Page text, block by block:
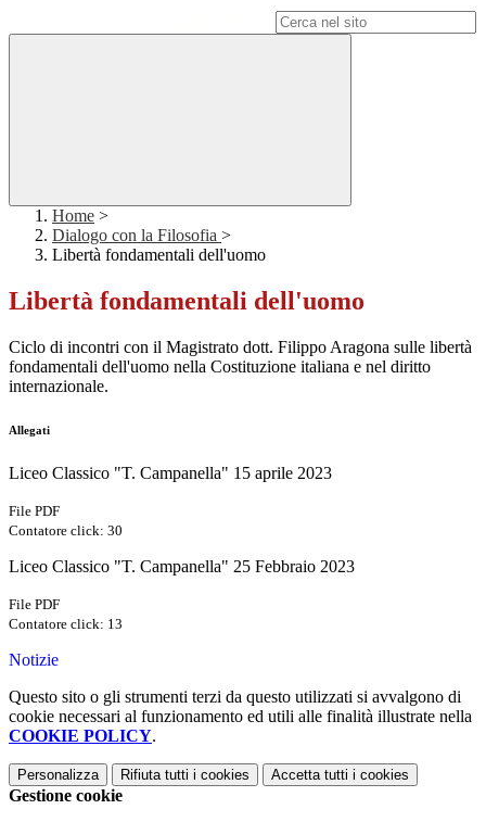
Home >
Dialogo con la Filosofia >
Libertà fondamentali dell'uomo
Libertà fondamentali dell'uomo
Ciclo di incontri con il Magistrato dott. Filippo Aragona sulle libertà
fondamentali dell'uomo nella Costituzione italiana e nel diritto
internazionale.
Allegati
Liceo Classico "T. Campanella" 15 aprile 2023
File PDF
Contatore click: 30
Liceo Classico "T. Campanella" 25 Febbraio 2023
File PDF
Contatore click: 13
Notizie
Questo sito o gli strumenti terzi da questo utilizzati si avvalgono di
cookie necessari al funzionamento ed utili alle finalità illustrate nella
COOKIE POLICY.
Personalizza Rifiuta tutti i cookies Accetta tutti i cookies
Gestione cookie